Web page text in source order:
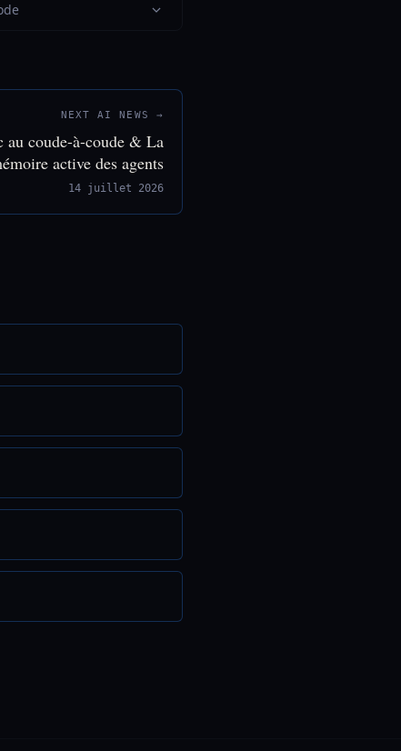
NEXT AI NEWS →
coude-à-coude & La
active des agents
14 juillet 2026